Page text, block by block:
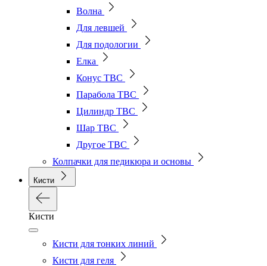
Волна
Для левшей
Для подологии
Елка
Конус ТВС
Парабола ТВС
Цилиндр ТВС
Шар ТВС
Другое ТВС
Колпачки для педикюра и основы
Кисти
Кисти
Кисти для тонких линий
Кисти для геля